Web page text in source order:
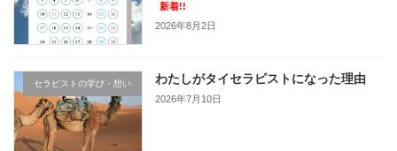
新着!!
2026年8月2日
セラピストの学び・想い わたしがタイセラピストになった理由
2026年7月10日